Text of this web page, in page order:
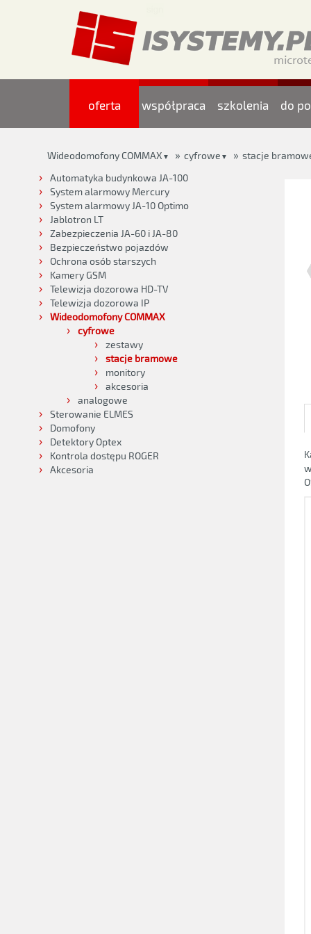
oferta współpraca szkolenia do
Wideodomofony COMMAX ▼ » cyfrowe ▼ » stacje
Automatyka budynkowa JA-100
System alarmowy Mercury
System alarmowy JA-10 Optimo
Jablotron LT
Zabezpieczenia JA-60 i JA-80
Bezpieczeństwo pojazdów
Ochrona osób starszych
Kamery GSM
Telewizja dozorowa HD-TV
Telewizja dozorowa IP
Wideodomofony COMMAX
cyfrowe
zestawy
stacje bramowe
monitory
akcesoria
analogowe
Sterowanie ELMES
Domofony
Detektory Optex
Kontrola dostępu ROGER
Akcesoria